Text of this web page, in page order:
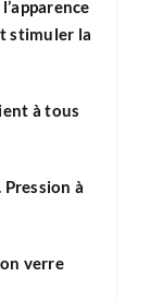
stimuler la
à tous
Pression à
verre